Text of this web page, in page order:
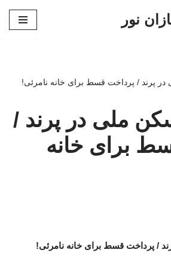
نور
پرند / پرداخت قسط برای خانه نامرئی!
ملی در پرند /
برای خانه
/ پرداخت قسط برای خانه نامرئی!